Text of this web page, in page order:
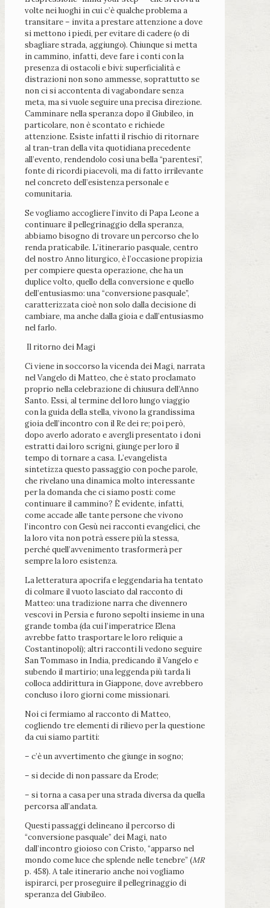
volte nei luoghi in cui c’è qualche problema a
transitare – invita a prestare attenzione a dove
si mettono i piedi, per evitare di cadere (o di
sbagliare strada, aggiungo). Chiunque si metta
in cammino, infatti, deve fare i conti con la
presenza di ostacoli e bivi: superficialità e
distrazioni non sono ammesse, soprattutto se
non ci si accontenta di vagabondare senza
meta, ma si vuole seguire una precisa direzione.
Camminare nella speranza dopo il Giubileo, in
particolare, non è scontato e richiede
attenzione. Esiste infatti il rischio di ritornare
al tran-tran della vita quotidiana precedente
all’evento, rendendolo così una bella “parentesi”,
fonte di ricordi piacevoli, ma di fatto irrilevante
nel concreto dell’esistenza personale e
comunitaria.
Se vogliamo accogliere l’invito di Papa Leone a
continuare il pellegrinaggio della speranza,
abbiamo bisogno di trovare un percorso che lo
renda praticabile. L’itinerario pasquale, centro
del nostro Anno liturgico, è l’occasione propizia
per compiere questa operazione, che ha un
duplice volto, quello della conversione e quello
dell’entusiasmo: una “conversione pasquale”,
caratterizzata cioè non solo dalla decisione di
cambiare, ma anche dalla gioia e dall’entusiasmo
nel farlo.
Il ritorno dei Magi
Ci viene in soccorso la vicenda dei Magi, narrata
nel Vangelo di Matteo, che è stato proclamato
proprio nella celebrazione di chiusura dell’Anno
Santo. Essi, al termine del loro lungo viaggio
con la guida della stella, vivono la grandissima
gioia dell’incontro con il Re dei re; poi però,
dopo averlo adorato e avergli presentato i doni
estratti dai loro scrigni, giunge per loro il
tempo di tornare a casa. L’evangelista
sintetizza questo passaggio con poche parole,
che rivelano una dinamica molto interessante
per la domanda che ci siamo posti: come
continuare il cammino? È evidente, infatti,
come accade alle tante persone che vivono
l’incontro con Gesù nei racconti evangelici, che
la loro vita non potrà essere più la stessa,
perché quell’avvenimento trasformerà per
sempre la loro esistenza.
La letteratura apocrifa e leggendaria ha tentato
di colmare il vuoto lasciato dal racconto di
Matteo: una tradizione narra che divennero
vescovi in Persia e furono sepolti insieme in una
grande tomba (da cui l’imperatrice Elena
avrebbe fatto trasportare le loro reliquie a
Costantinopoli); altri racconti li vedono seguire
San Tommaso in India, predicando il Vangelo e
subendo il martirio; una leggenda più tarda li
colloca addirittura in Giappone, dove avrebbero
concluso i loro giorni come missionari.
Noi ci fermiamo al racconto di Matteo,
cogliendo tre elementi di rilievo per la questione
da cui siamo partiti:
– c’è un avvertimento che giunge in sogno;
– si decide di non passare da Erode;
– si torna a casa per una strada diversa da quella
percorsa all’andata.
Questi passaggi delineano il percorso di
“conversione pasquale” dei Magi, nato
dall’incontro gioioso con Cristo, “apparso nel
mondo come luce che splende nelle tenebre” (MR
p. 458). A tale itinerario anche noi vogliamo
ispirarci, per proseguire il pellegrinaggio di
speranza del Giubileo.